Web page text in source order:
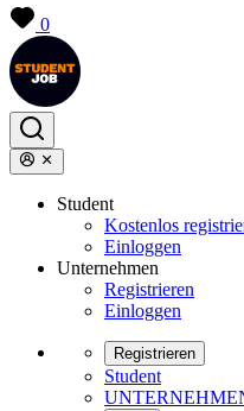
0
Student
Kostenlos
Einloggen
Unternehmen
Registrieren
Einloggen
Registrieren
Student